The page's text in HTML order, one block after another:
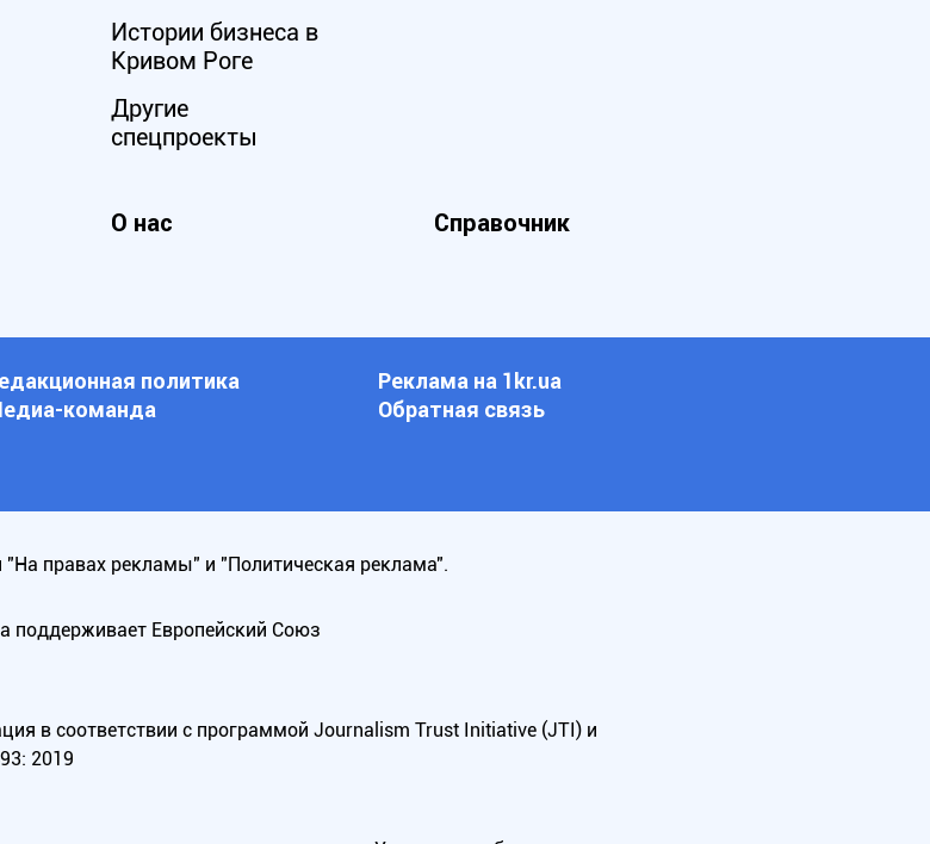
Истории бизнеса в
Кривом Роге
Другие
спецпроекты
О нас
Справочник
политика
Реклама на 1kr.ua
команда
Обратная связь
правах рекламы" и "Политическая реклама".
поддерживает Европейский Союз
в соответствии с программой Journalism Trust Initiative (JTI) и
2019